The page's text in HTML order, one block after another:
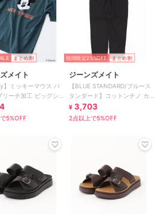
まとめ割
メイト
】ミッキーマウス パ
リーチ加工 ビッグシ
Tシャツ
5%OFF
期間限定25%OFF まとめ割
ジーンズメイト
【BLUE STANDARD/ブルース
タンダード】コットンチノ カ
ーゴパンツ
¥ 3,703
2点以上で5%OFF